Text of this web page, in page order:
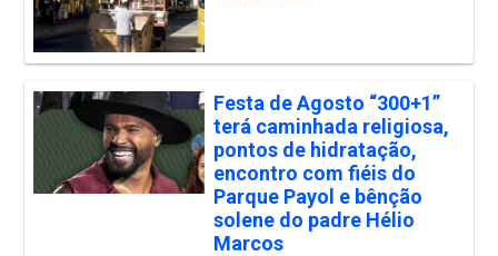
Festa de Agosto “300+1”
terá caminhada religiosa,
pontos de hidratação,
encontro com fiéis do
Parque Payol e bênção
solene do padre Hélio
Marcos